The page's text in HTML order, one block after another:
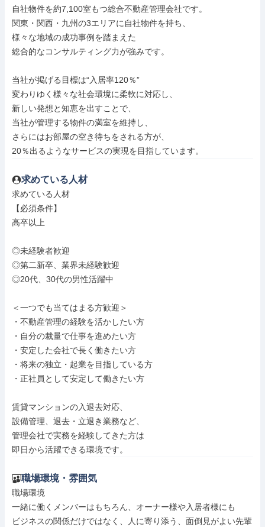
自社物件を約7,100室もつ総合不動産管理会社です。
関東・関西・九州の3エリアに自社物件を持ち、
様々な地域の成功事例を踏まえた
総合的なコンサルティング力が強みです。
当社が掲げる目標は“入居率120％”
変わりゆく様々な社会環境に柔軟に対応し、
新しい発想と知恵を出すことで、
当社が管理する物件の満室を維持し、
さらにはお部屋の空き待ちをされる方が、
20％出るようなサービスの実現を目指しています。
求めている人材
求めている人材
【必須条件】
高卒以上
◎未経験者歓迎
◎第二新卒、業界未経験歓迎
◎20代、30代の男性活躍中
＜一つでも当てはまる方歓迎＞
・不動産管理の経験を活かしたい方
・自分の裁量で仕事を進めたい方
・安定した会社で長く働きたい方
・将来の独立・起業を目指している方
・正社員として安定して働きたい方
賃貸マンションの入退去対応、
設備管理、退去・立退き業務など、
管理会社で実務を経験してきた方は
即日から活躍できる環境です。
職場環境・雰囲気
職場環境
一緒に働くメンバーはもちろん、オーナー様や入居者様にも
ビジネスの関係だけではなく、人に寄り添う、面倒見がよい先輩